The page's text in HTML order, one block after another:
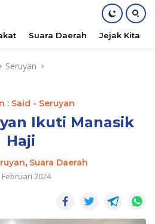
Suara Daerah Jejak Kita
Seruyan
: Said - Seruyan
Ikuti Manasik
Haji
, Suara Daerah
Februari 2024